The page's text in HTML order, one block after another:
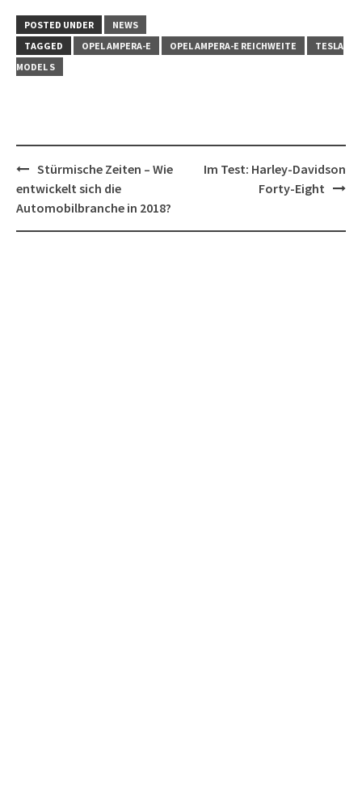
POSTED UNDER
NEWS
TAGGED
OPEL AMPERA-E OPEL AMPERA-E REICHWEITE
TESLA
MODEL S
Post
navigation
Stürmische Zeiten – Wie
entwickelt sich die
Automobilbranche in 2018?
Im Test: Harley-Davidson
Forty-Eight